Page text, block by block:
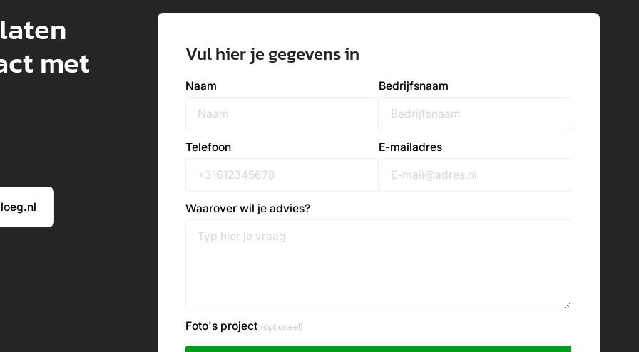
met Vul hier je gegevens in
Naam Bedrijfsnaam
Telefoon E-mailadres
Waarover wil je advies?
Foto's project (optioneel)